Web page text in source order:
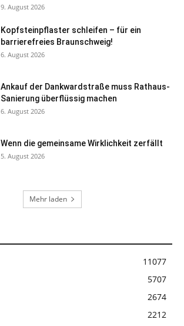
9. August 2026
Kopfsteinpflaster schleifen – für ein
barrierefreies Braunschweig!
6. August 2026
Ankauf der Dankwardstraße muss Rathaus-
Sanierung überflüssig machen
6. August 2026
Wenn die gemeinsame Wirklichkeit zerfällt
5. August 2026
Mehr laden
11077
5707
2674
2212